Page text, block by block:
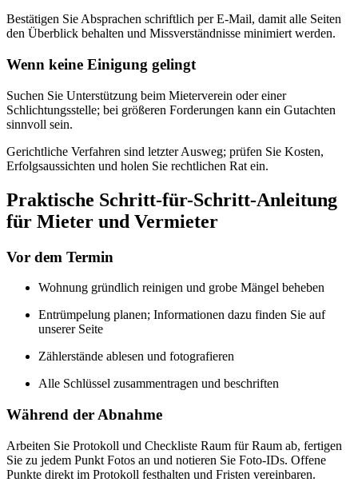
Bestätigen Sie Absprachen schriftlich per E-Mail, damit alle Seiten
den Überblick behalten und Missverständnisse minimiert werden.
Wenn keine Einigung gelingt
Suchen Sie Unterstützung beim Mieterverein oder einer
Schlichtungsstelle; bei größeren Forderungen kann ein Gutachten
sinnvoll sein.
Gerichtliche Verfahren sind letzter Ausweg; prüfen Sie Kosten,
Erfolgsaussichten und holen Sie rechtlichen Rat ein.
Praktische Schritt-für-Schritt-Anleitung
für Mieter und Vermieter
Vor dem Termin
Wohnung gründlich reinigen und grobe Mängel beheben
Entrümpelung planen; Informationen dazu finden Sie auf
unserer Seite
Zählerstände ablesen und fotografieren
Alle Schlüssel zusammentragen und beschriften
Während der Abnahme
Arbeiten Sie Protokoll und Checkliste Raum für Raum ab, fertigen
Sie zu jedem Punkt Fotos an und notieren Sie Foto-IDs. Offene
Punkte direkt im Protokoll festhalten und Fristen vereinbaren.